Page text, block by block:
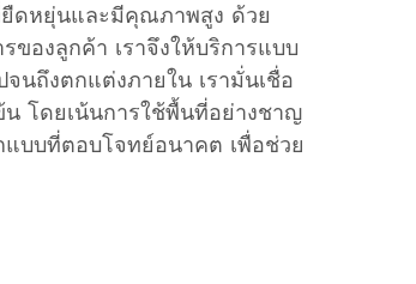
ดหยุ่นและมีคุณภาพสูง ด้วย
องลูกค้า เราจึงให้บริการแบบ
นถึงตกแต่งภายใน เรามั่นเชื่อ
โดยเน้นการใช้พื้นที่อย่างชาญ
บบที่ตอบโจทย์อนาคต เพื่อช่วย